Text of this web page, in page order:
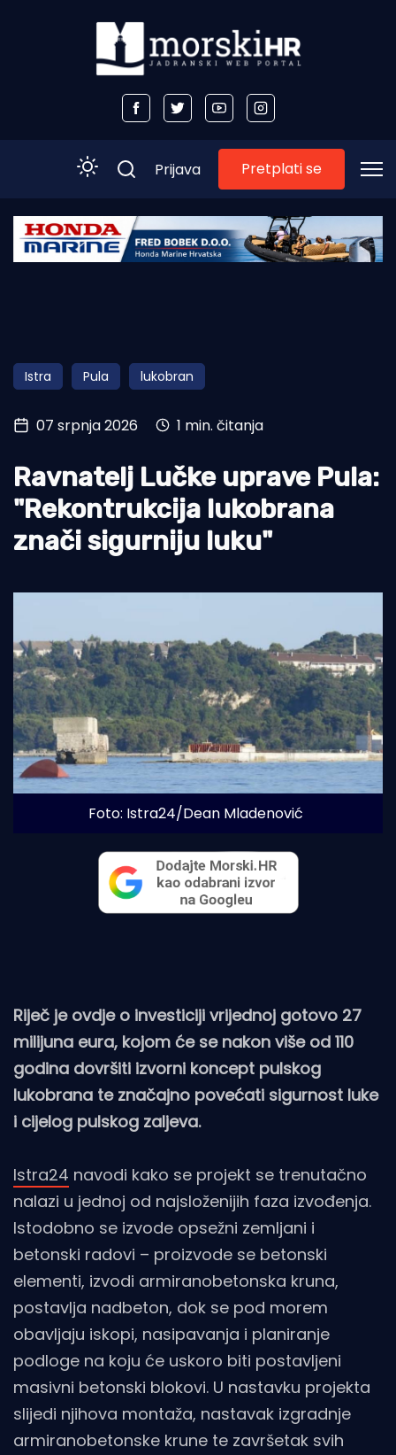
Početna
Obala
Otoci
Turizam i nautika
Pomorstvo
Ribolov
Ekologija
Prijava Pretplati se
Istra Pula lukobran
07 srpnja 2026 1 min. čitanja
Ravnatelj Lučke uprave Pula:
"Rekontrukcija lukobrana
znači sigurniju luku"
Foto: Istra24/Dean Mladenović
Riječ je ovdje o investiciji vrijednoj gotovo 27
milijuna eura, kojom će se nakon više od 110
godina dovršiti izvorni koncept pulskog
lukobrana te značajno povećati sigurnost luke
i cijelog pulskog zaljeva.
Istra24 navodi kako se projekt se trenutačno
nalazi u jednoj od najsloženijih faza izvođenja.
Istodobno se izvode opsežni zemljani i
betonski radovi – proizvode se betonski
elementi, izvodi armiranobetonska kruna,
postavlja nadbeton, dok se pod morem
obavljaju iskopi, nasipavanja i planiranje
podloge na koju će uskoro biti postavljeni
masivni betonski blokovi. U nastavku projekta
slijedi njihova montaža, nastavak izgradnje
armiranobetonske krune te završetak svih